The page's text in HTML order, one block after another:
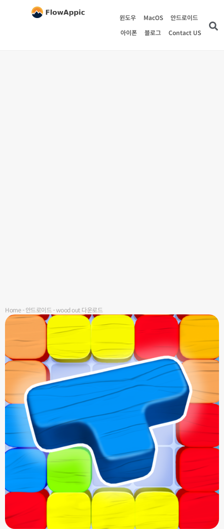
윈도우 MacOS
안드로이드
아이폰
블로그 Contact US
Home-안드로이드-wood out 다운로드